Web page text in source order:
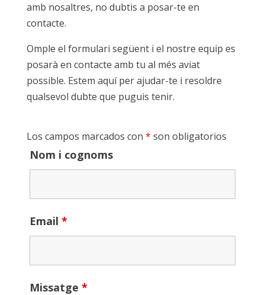
amb nosaltres, no dubtis a posar-te en
contacte.
Omple el formulari següent i el nostre equip es
posarà en contacte amb tu al més aviat
possible. Estem aquí per ajudar-te i resoldre
qualsevol dubte que puguis tenir.
Los campos marcados con * son obligatorios
Nom i cognoms
Email *
Missatge *